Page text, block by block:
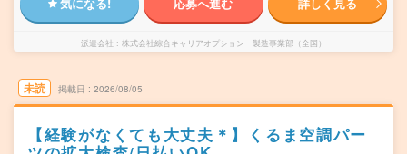
派遣会社 株式会社綜合キャリアオプション 製造事業部（全国）
未読 掲載日 2026/08/05
【経験がなくても大丈夫＊】くるま空調パー